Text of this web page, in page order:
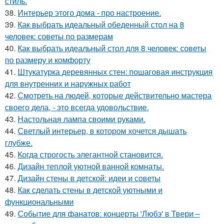
38. Интерьер этого дома - про настроение.
39. Как выбрать идеальный обеденный стол на 8
человек: советы по размерам
40. Как выбрать идеальный стол для 8 человек: советы
по размеру и комфорту
41. Штукатурка деревянных стен: пошаговая инструкция
для внутренних и наружных работ
42. Смотреть на людей, которые действительно мастера
своего дела, - это всегда удовольствие.
43. Настольная лампа своими руками.
44. Светлый интерьер, в котором хочется дышать
глубже.
45. Когда строгость элегантной становится.
46. Дизайн теплой уютной ванной комнаты.
47. Дизайн стены в детской: идеи и советы
48. Как сделать стены в детской уютными и
функциональными
49. Событие для фанатов: концерты 'Любэ' в Твери –